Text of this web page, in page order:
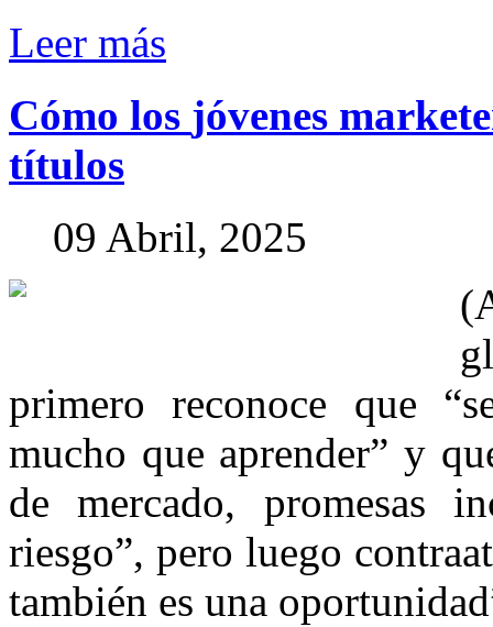
Leer más
Cómo los jóvenes
títulos
09 Abril, 2025
primero reconoce que
mucho que aprender” y
de mercado, promesas
riesgo”, pero luego
también es una